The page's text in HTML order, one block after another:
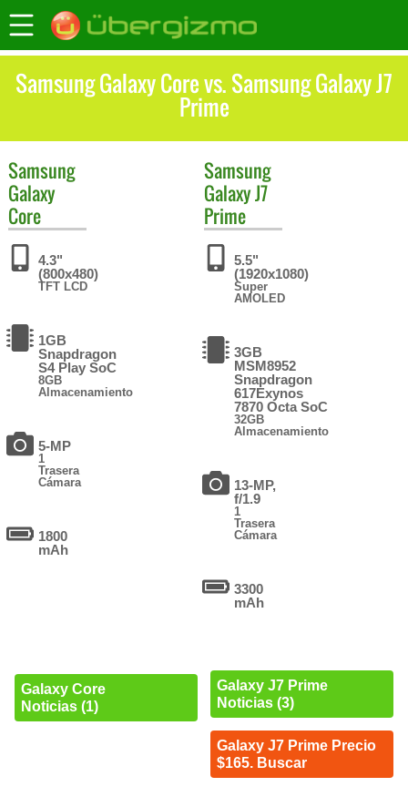
Samsung Galaxy Core vs. Samsung Galaxy J7
Prime
Samsung
Galaxy
Core
4.3"
(800x480)
TFT LCD
1GB
Snapdragon
S4 Play SoC
8GB
Almacenamiento
5-MP
1
Trasera
Cámara
1800
mAh
Galaxy Core
Noticias (1)
Samsung
Galaxy J7
Prime
5.5"
(1920x1080)
Super
AMOLED
3GB
MSM8952
Snapdragon
617Exynos
7870 Octa SoC
32GB
Almacenamiento
13-MP,
f/1.9
1
Trasera
Cámara
3300
mAh
Galaxy J7 Prime
Noticias (3)
Galaxy J7 Prime Precio
$165. Buscar